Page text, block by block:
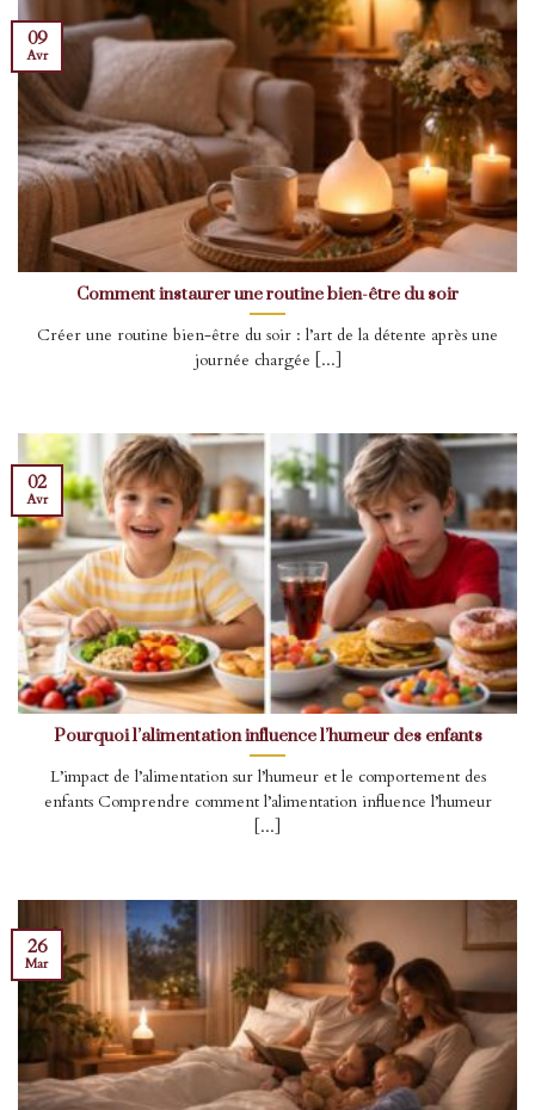
Comment instaurer une routine bien-être du soir
Créer une routine bien-être du soir : l’art de la détente après une
journée chargée [...]
09
Avr
Pourquoi l’alimentation influence l’humeur des enfants
L’impact de l’alimentation sur l’humeur et le comportement des
enfants Comprendre comment l’alimentation influence l’humeur
[...]
02
Avr
26
Mar